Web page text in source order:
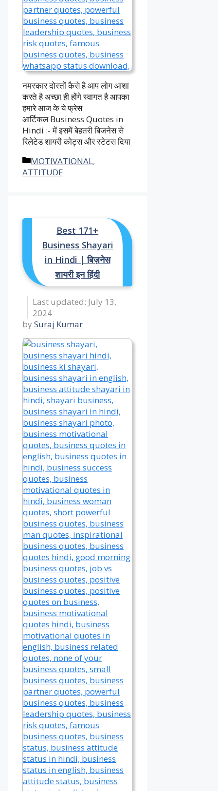
नमस्कार दोस्तों कैसे है आप लोग आशा
करते है अच्छा ही होंगे स्वागत है आपका
हमारे आज के ये फ्रेस
आर्टिकल Business Quotes in
Hindi :- में इसमें बेहतरी बिजनेस से
रिलेटेड शायरी कोट्स और स्टेटस दिया
Categories
MOTIVATIONAL,
ATTITUDE
Best 171+
Business Shayari
in Hindi | बिज़नेस
शायरी इन हिंदी
July 13,
2024
by Suraj Kumar